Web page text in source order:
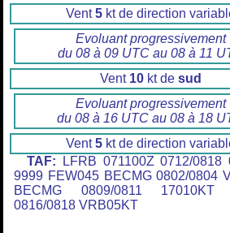
Vent5kt de direction
Evoluant progressivement
du 08 à 09 UTC au 08 à 11
Vent 10kt de sud
Evoluant progressivement
du 08 à 16 UTC au 08 à 18
Vent5kt de direction
TAF: LFRB 071100Z 0712/0818
9999 FEW045 BECMG 0802/0804
BECMG 0809/0811 17010KT
0816/0818 VRB05KT